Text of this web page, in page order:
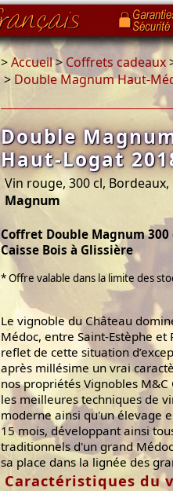
>Accueil>Coffrets cadeaux
> Double Magnum Haut-
Double
Haut-Logat
Vin rouge, 300 cl, Bordeaux,
Magnum
Coffret Double Magnum 300
Caisse Bois à Glissière
* Offre valable dans la limite des
Le vignoble du Château
Médoc, entre Saint-Estèphe et
reflet de cette situation
après millésime un vrai
nos propriétés Vignobles
les meilleures techniques de
moderne ainsi qu'un élevage
15 mois, développant ainsi
traditionnels d'un grand
sa place dans la lignée des
Caractéristiques du